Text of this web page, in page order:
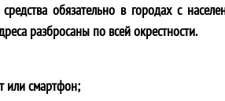
обязательно в городах с
разбросаны по всей окрестности.
или смартфон;